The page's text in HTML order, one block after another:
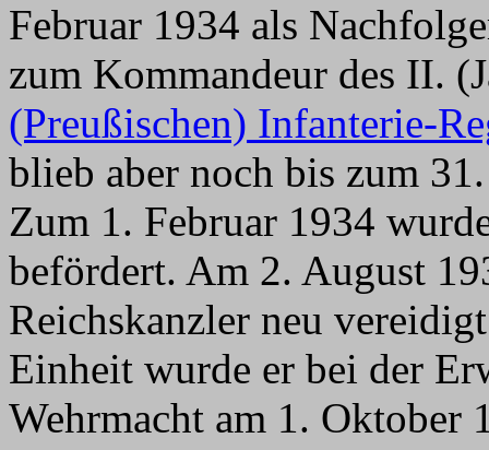
Februar 1934 als
zum Kommandeur des II.
(Preußischen) Infanterie-
blieb aber noch bis zum
Zum 1. Februar 1934
befördert. Am 2. August
Reichskanzler neu
Einheit wurde er bei der
Wehrmacht am 1. Oktober